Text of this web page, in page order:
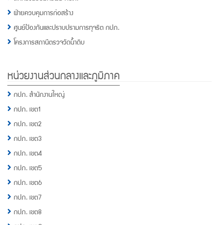
ฝ่ายควบคุมการก่อสร้าง
ศูนย์ป้องกันและปราบปรามการทุจริต กปภ.
โครงการสถานีตรวจวัดน้ำดิบ
หน่วยงานส่วนกลางและภูมิภาค
กปภ. สำนักงานใหญ่
กปภ. เขต1
กปภ. เขต2
กปภ. เขต3
กปภ. เขต4
กปภ. เขต5
กปภ. เขต6
กปภ. เขต7
กปภ. เขต8